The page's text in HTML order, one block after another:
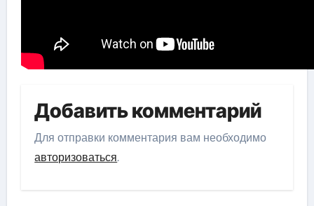
Добавить комментарий
Для отправки комментария вам необходимо
авторизоваться.